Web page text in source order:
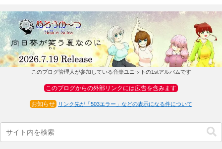
このブログ管理人が参加している音楽ユニットの1stアルバムです
このブログからの外部リンクには広告を含みます
お知らせ リンク先が「503エラー」などの表示になる件について